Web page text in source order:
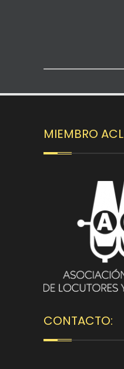
MIEMBRO ACL
CONTACTO: